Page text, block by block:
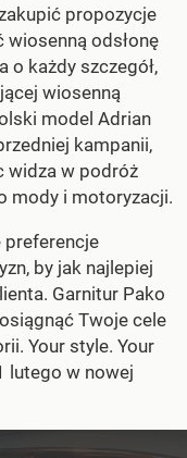
propozycje
wiosenną odsłonę
o każdy szczegół,
wiosenną
model Adrian
kampanii,
widza w podróż
mody i motoryzacji.
preferencje
by jak najlepiej
Garnitur Pako
Twoje cele
Your style. Your
lutego w nowej